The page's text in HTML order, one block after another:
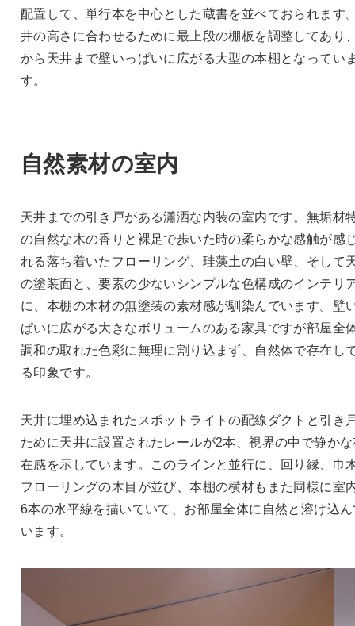
配置して、単行本を中心とした蔵書を並べておられます
井の高さに合わせるために最上段の棚板を調整してあり
から天井まで壁いっぱいに広がる大型の本棚となってい
す。
自然素材の室内
天井までの引き戸がある瀟洒な内装の室内です。無垢材
の自然な木の香りと裸足で歩いた時の柔らかな感触が感
れる落ち着いたフローリング、珪藻土の白い壁、そして
の塗装面と、要素の少ないシンプルな色構成のインテリ
に、本棚の木材の無塗装の素材感が馴染んでいます。壁
ぱいに広がる大きなボリュームのある家具ですが部屋全
調和の取れた色彩に無理に割り込まず、自然体で存在し
る印象です。
天井に埋め込まれたスポットライトの配線ダクトと引き
ために天井に設置されたレールが2本、視界の中で静か
在感を示しています。このラインと並行に、回り縁、巾
フローリングの木目が並び、本棚の横材もまた同様に室
6本の水平線を描いていて、お部屋全体に自然と溶け込
います。